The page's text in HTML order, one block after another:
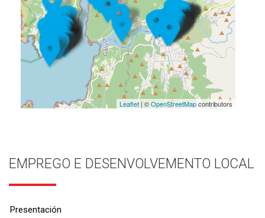
Leaflet| ©OpenStreetMapcontributors
EMPREGO E DESENVOLVEMENTO LOCAL
Presentación